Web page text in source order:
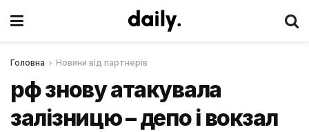
Головна Новини від партнерів
рф знову атакувала
залізницю – депо і вокзал